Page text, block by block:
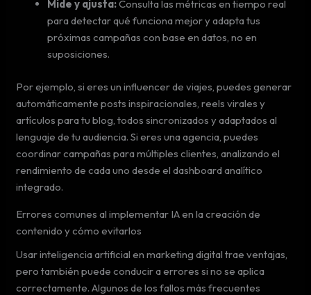
Mide y ajusta:Consulta las métricas en tiempo real
para detectar qué funciona mejor y adapta tus
próximas campañas con base en datos, no en
suposiciones.
Por ejemplo, si eres un influencer de viajes, puedes generar
automáticamente posts inspiracionales, reels virales y
artículos para tu blog, todos sincronizados y adaptados al
lenguaje de tu audiencia. Si eres una agencia, puedes
coordinar campañas para múltiples clientes, analizando el
rendimiento de cada uno desde el dashboard analítico
integrado.
Errores comunes al implementar IA en la creación de
contenido y cómo evitarlos
Usar inteligencia artificial en marketing digital trae ventajas,
pero también puede conducir a errores si no se aplica
correctamente. Algunos de los fallos más frecuentes